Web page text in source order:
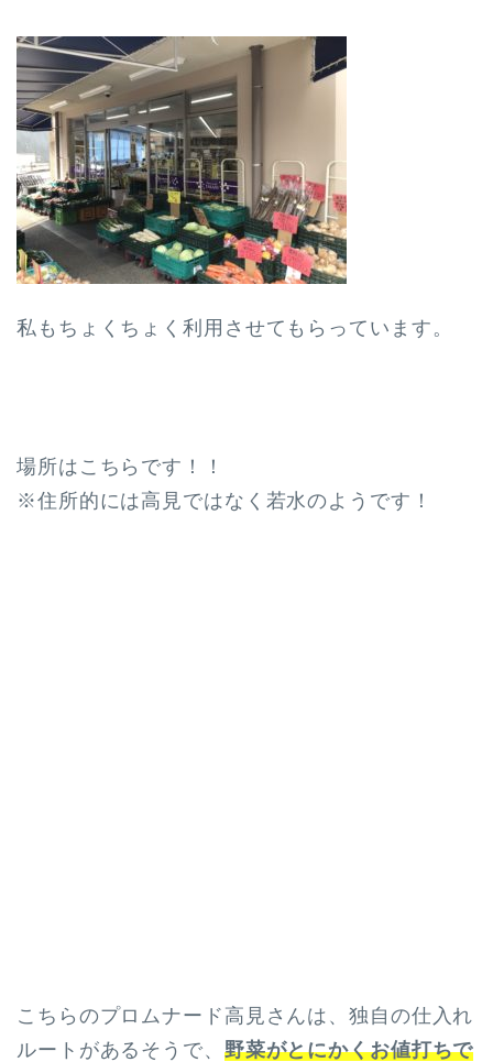
私もちょくちょく利用させてもらっています。
場所はこちらです！！
※住所的には高見ではなく若水のようです！
こちらのプロムナード高見さんは、独自の仕入れ
ルートがあるそうで、 野菜がとにかくお値打ちで